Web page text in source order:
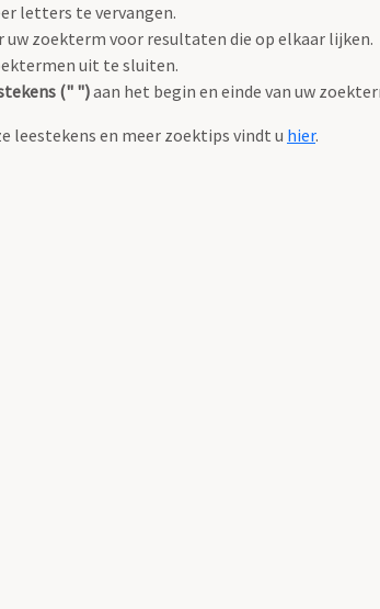
letters te vervangen.
uw zoekterm voor resultaten die op elkaar lijken.
uit te sluiten.
(" ")aan het begin en einde van uw
leestekens en meer zoektips vindt u hier.